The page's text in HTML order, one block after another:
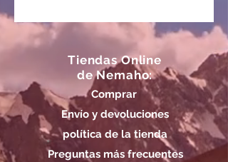
Tiendas Online
de Nemaho:
Comprar
Envío y devoluciones
política de la tienda
Preguntas más frecuentes